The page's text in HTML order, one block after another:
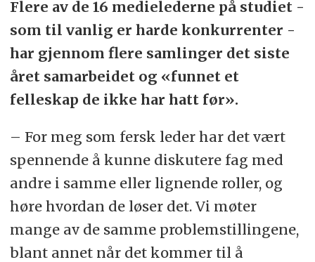
Flere av de 16 medielederne på studiet -
som til vanlig er harde konkurrenter -
har gjennom flere samlinger det siste
året samarbeidet og «funnet et
felleskap de ikke har hatt før».
– For meg som fersk leder har det vært
spennende å kunne diskutere fag med
andre i samme eller lignende roller, og
høre hvordan de løser det. Vi møter
mange av de samme problemstillingene,
blant annet når det kommer til å